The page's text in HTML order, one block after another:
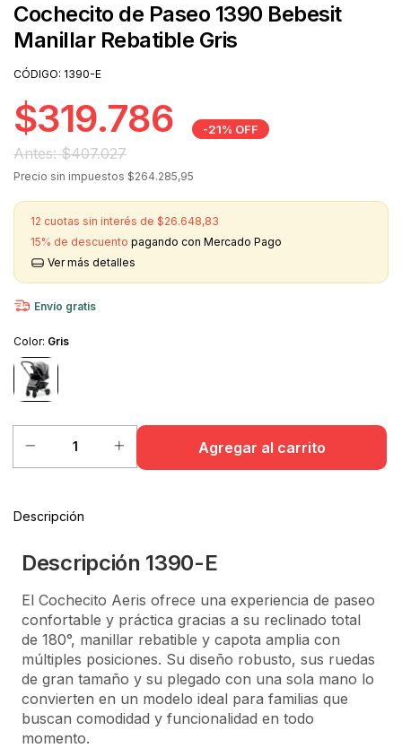
Cochecito de Paseo 1390 Bebesit
Manillar Rebatible Gris
CÓDIGO: 1390-E
$319.786 -21% OFF
$407.027
Precio sin impuestos $264.285,95
12 cuotas sin interés de $26.648,83
15% de descuento pagando con Mercado Pago
Ver más detalles
Envío gratis
Color: Gris
Descripción
Descripción 1390-E
El Cochecito Aeris ofrece una experiencia de paseo
confortable y práctica gracias a su reclinado total
de 180°, manillar rebatible y capota amplia con
múltiples posiciones. Su diseño robusto, sus ruedas
de gran tamaño y su plegado con una sola mano lo
convierten en un modelo ideal para familias que
buscan comodidad y funcionalidad en todo
momento.